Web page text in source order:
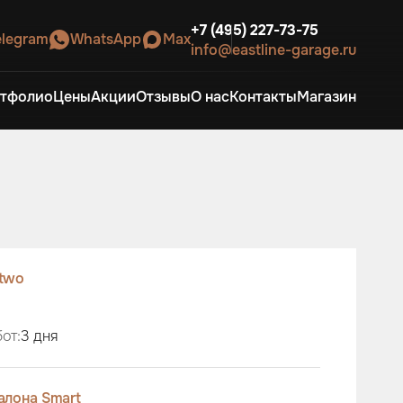
WhatsApp Max+7 (495) 227-73-75
info@eastline-garage.ru
ЦеныАкцииОтзывыО насКонтактыМагазин
3 дня
Smart